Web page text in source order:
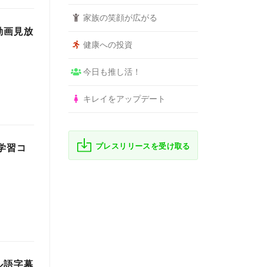
画見放
習コ
語字幕
家族の笑顔が広がる
健康への投資
今日も推し活！
キレイをアップデート
プレスリリースを受け取る